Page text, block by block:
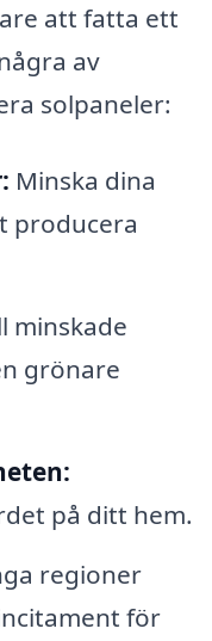
att fatta ett
av
solpaneler:
Minska dina
producera
minskade
grönare
på ditt hem.
regioner
för